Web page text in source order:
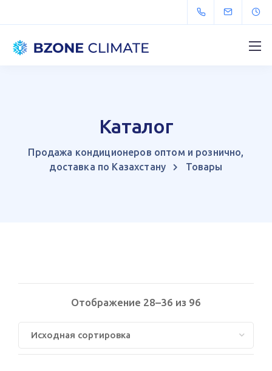
Каталог
Продажа кондиционеров оптом и рознично,
доставка по Казахстану
Товары
Отображение 28–36 из 96